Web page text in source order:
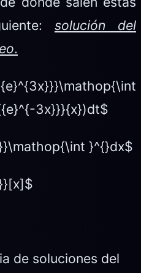
solución del
.
3x}}}{x})dt$
}^{}dx$
de soluciones del